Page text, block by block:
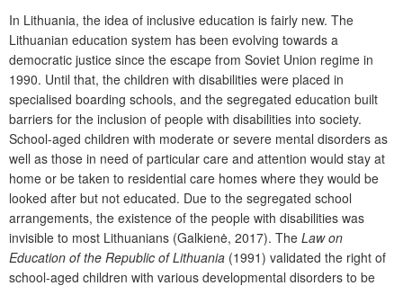
In Lithuania, the idea of inclusive education is fairly new. The
Lithuanian education system has been evolving towards a
democratic justice since the escape from Soviet Union regime in
1990. Until that, the children with disabilities were placed in
specialised boarding schools, and the segregated education built
barriers for the inclusion of people with disabilities into society.
School-aged children with moderate or severe mental disorders as
well as those in need of particular care and attention would stay at
home or be taken to residential care homes where they would be
looked after but not educated. Due to the segregated school
arrangements, the existence of the people with disabilities was
invisible to most Lithuanians (Galkienė, 2017). The Law on
Education of the Republic of Lithuania (1991) validated the right of
school-aged children with various developmental disorders to be